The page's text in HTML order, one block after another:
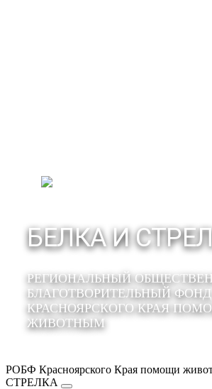
БЕЛКА И
РЕГИОНАЛЬНЫЙ
БЛАГОТВОРИТЕЛЬНЫЙ ФОНД
КРАСНОЯРСКОГО КРАЯ
ЖИВОТНЫМ
РОБФ Красноярского Края помощи
СТРЕЛКА